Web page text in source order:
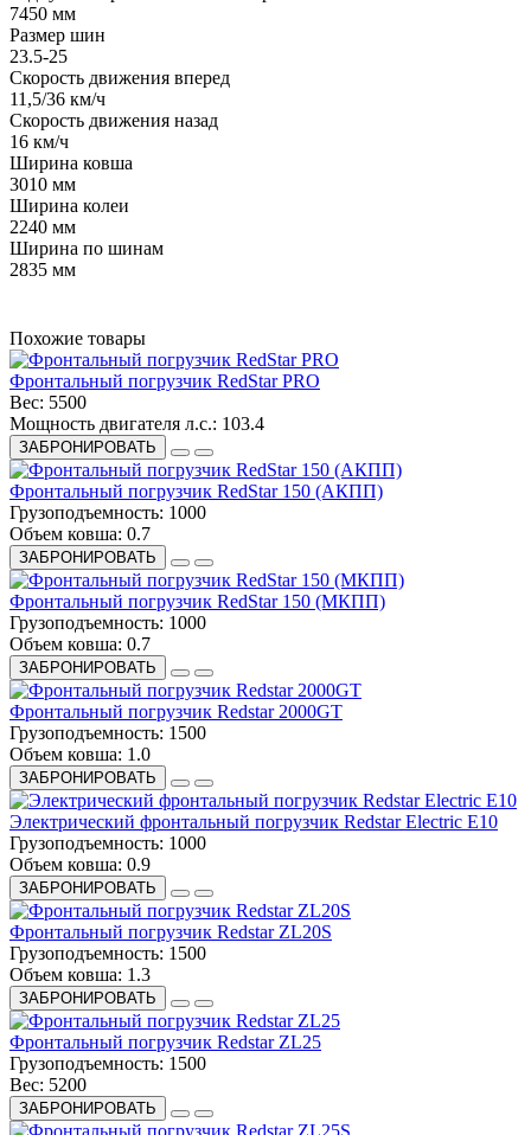
7450 мм
Размер шин
23.5-25
Скорость движения вперед
11,5/36 км/ч
Скорость движения назад
16 км/ч
Ширина ковша
3010 мм
Ширина колеи
2240 мм
Ширина по шинам
2835 мм
Похожие товары
Фронтальный погрузчик RedStar PRO
Вес: 5500
Мощность двигателя л.с.: 103.4
ЗАБРОНИРОВАТЬ
Фронтальный погрузчик RedStar 150 (АКПП)
Грузоподъемность: 1000
Объем ковша: 0.7
ЗАБРОНИРОВАТЬ
Фронтальный погрузчик RedStar 150 (МКПП)
Грузоподъемность: 1000
Объем ковша: 0.7
ЗАБРОНИРОВАТЬ
Фронтальный погрузчик Redstar 2000GT
Грузоподъемность: 1500
Объем ковша: 1.0
ЗАБРОНИРОВАТЬ
Электрический фронтальный погрузчик Redstar Electric E10
Грузоподъемность: 1000
Объем ковша: 0.9
ЗАБРОНИРОВАТЬ
Фронтальный погрузчик Redstar ZL20S
Грузоподъемность: 1500
Объем ковша: 1.3
ЗАБРОНИРОВАТЬ
Фронтальный погрузчик Redstar ZL25
Грузоподъемность: 1500
Вес: 5200
ЗАБРОНИРОВАТЬ